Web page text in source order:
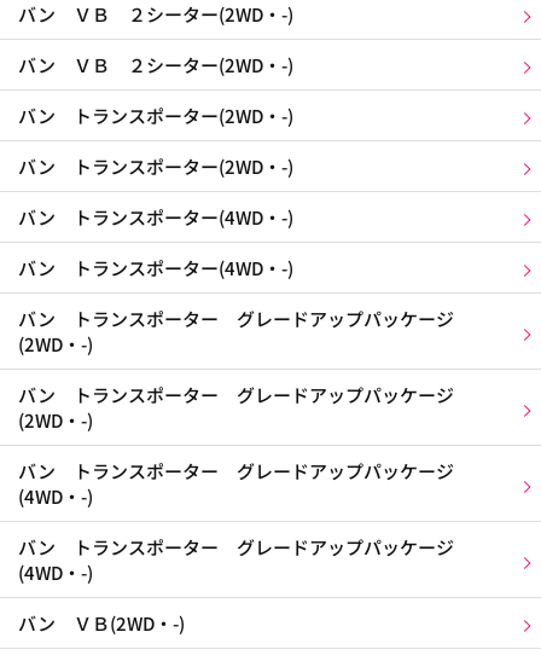
バン ＶＢ ２シーター(2WD・-)
バン ＶＢ ２シーター(2WD・-)
バン トランスポーター(2WD・-)
バン トランスポーター(2WD・-)
バン トランスポーター(4WD・-)
バン トランスポーター(4WD・-)
バン トランスポーター グレードアップパッケージ
(2WD・-)
バン トランスポーター グレードアップパッケージ
(2WD・-)
バン トランスポーター グレードアップパッケージ
(4WD・-)
バン トランスポーター グレードアップパッケージ
(4WD・-)
バン ＶＢ(2WD・-)